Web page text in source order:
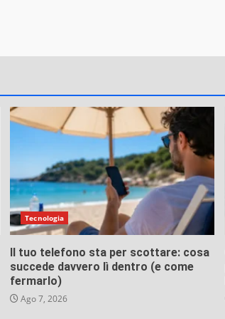
Tecnologia
Il tuo telefono sta per scottare: cosa
succede davvero lì dentro (e come
fermarlo)
Ago 7, 2026